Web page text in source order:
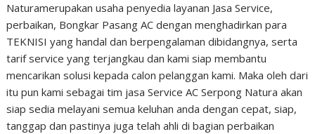
Naturamerupakan usaha penyedia layanan Jasa Service,
perbaikan, Bongkar Pasang AC dengan menghadirkan para
TEKNISI yang handal dan berpengalaman dibidangnya, serta
tarif service yang terjangkau dan kami siap membantu
mencarikan solusi kepada calon pelanggan kami. Maka oleh dari
itu pun kami sebagai tim jasa Service AC Serpong Natura akan
siap sedia melayani semua keluhan anda dengan cepat, siap,
tanggap dan pastinya juga telah ahli di bagian perbaikan